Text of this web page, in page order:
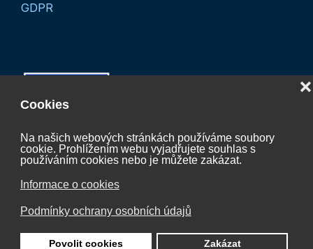
Cookies
Na našich webových stránkách používáme soubory
cookie. Prohlížením webu vyjadřujete souhlas s
používáním cookies nebo je můžete zakázat.
Informace o cookies
Podmínky ochrany osobních údajů
Povolit cookies Zakázat
❌
GDPR
Projekt “Koordinační činnost České vodíkové
je spolufinancován Evropskou unií.